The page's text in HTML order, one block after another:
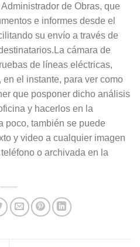
de Obras, que
e informes desde el
su envío a través de
cámara de
de líneas eléctricas,
el instante, para ver como
que posponer dicho análisis
y hacerlos en la
poco, también se puede
y video a cualquier imagen
o archivada en la